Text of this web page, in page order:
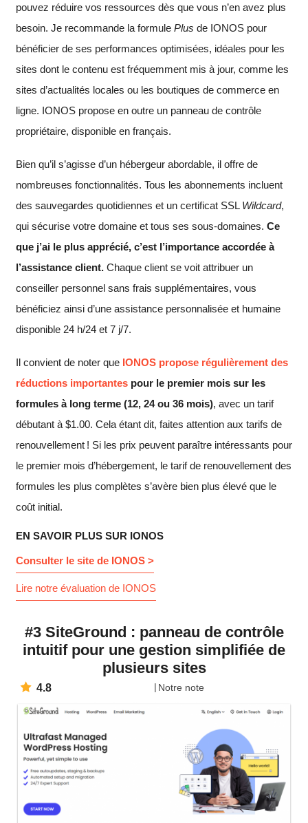
pouvez réduire vos ressources dès que vous n’en avez plus
besoin. Je recommande la formule Plus de IONOS pour
bénéficier de ses performances optimisées, idéales pour les
sites dont le contenu est fréquemment mis à jour, comme les
sites d’actualités locales ou les boutiques de commerce en
ligne. IONOS propose en outre un panneau de contrôle
propriétaire, disponible en français.
Bien qu’il s’agisse d’un hébergeur abordable, il offre de
nombreuses fonctionnalités. Tous les abonnements incluent
des sauvegardes quotidiennes et un certificat SSL Wildcard,
qui sécurise votre domaine et tous ses sous-domaines. Ce
que j’ai le plus apprécié, c’est l’importance accordée à
l’assistance client. Chaque client se voit attribuer un
conseiller personnel sans frais supplémentaires, vous
bénéficiez ainsi d’une assistance personnalisée et humaine
disponible 24 h/24 et 7 j/7.
Il convient de noter que IONOS propose régulièrement des
réductions importantes pour le premier mois sur les
formules à long terme (12, 24 ou 36 mois), avec un tarif
débutant à $1.00. Cela étant dit, faites attention aux tarifs de
renouvellement ! Si les prix peuvent paraître intéressants pour
le premier mois d’hébergement, le tarif de renouvellement des
formules les plus complètes s’avère bien plus élevé que le
coût initial.
EN SAVOIR PLUS SUR IONOS
Consulter le site de IONOS >
Lire notre évaluation de IONOS
#3 SiteGround : panneau de contrôle
intuitif pour une gestion simplifiée de
plusieurs sites
4.8 Notre note